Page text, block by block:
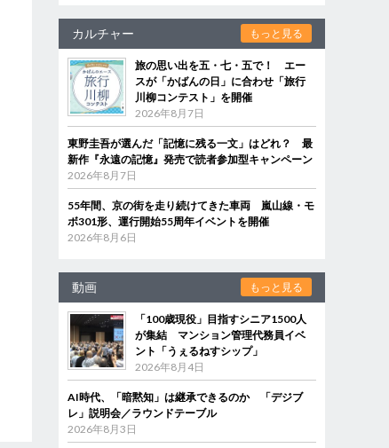
カルチャー もっと見る
旅の思い出を五・七・五で！ エー
スが「かばんの日」に合わせ「旅行
川柳コンテスト」を開催
2026年8月7日
東野圭吾が選んだ「記憶に残る一文」はどれ？ 最
新作『永遠の記憶』発売で読者参加型キャンペーン
2026年8月7日
55年間、京の街を走り続けてきた車両 嵐山線・モ
ボ301形、運行開始55周年イベントを開催
2026年8月6日
動画 もっと見る
「100歳現役」目指すシニア1500人
が集結 マンション管理代務員イベ
ント「うぇるねすシップ」
2026年8月4日
AI時代、「暗黙知」は継承できるのか 「デジブ
レ」説明会／ラウンドテーブル
2026年8月3日